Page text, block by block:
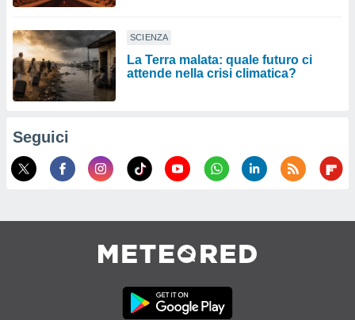
SCIENZA
La Terra malata: quale futuro ci
attende nella crisi climatica?
Seguici